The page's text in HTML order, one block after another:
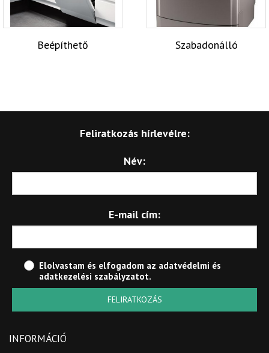
Beépíthető Szabadonálló
Feliratkozás hírlevélre:
Név:
E-mail cím:
Elolvastam és elfogadom az adatvédelmi és
adatkezelési szabályzatot.
FELIRATKOZÁS
INFORMÁCIÓ